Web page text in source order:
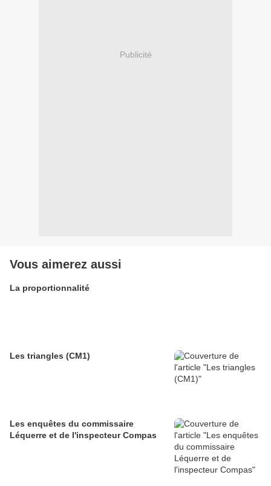
Publicité
Vous aimerez aussi
La proportionnalité
Les triangles (CM1)
Les enquêtes du commissaire
Léquerre et de l'inspecteur Compas